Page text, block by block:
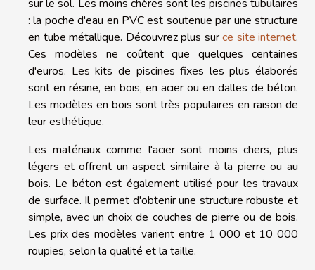
sur le sol. Les moins chères sont les piscines tubulaires
: la poche d'eau en PVC est soutenue par une structure
en tube métallique. Découvrez plus surce site internet.
Ces modèles ne coûtent que quelques centaines
d'euros. Les kits de piscines fixes les plus élaborés
sont en résine, en bois, en acier ou en dalles de béton.
Les modèles en bois sont très populaires en raison de
leur esthétique.
Les matériaux comme l'acier sont moins chers, plus
légers et offrent un aspect similaire à la pierre ou au
bois. Le béton est également utilisé pour les travaux
de surface. Il permet d'obtenir une structure robuste et
simple, avec un choix de couches de pierre ou de bois.
Les prix des modèles varient entre 1 000 et 10 000
roupies, selon la qualité et la taille.